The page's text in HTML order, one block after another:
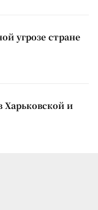
угрозе стране
Харьковской и